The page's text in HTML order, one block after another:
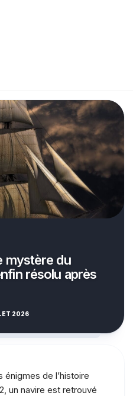
mystère du
résolu après
2026
énigmes de l’histoire
un navire est retrouvé